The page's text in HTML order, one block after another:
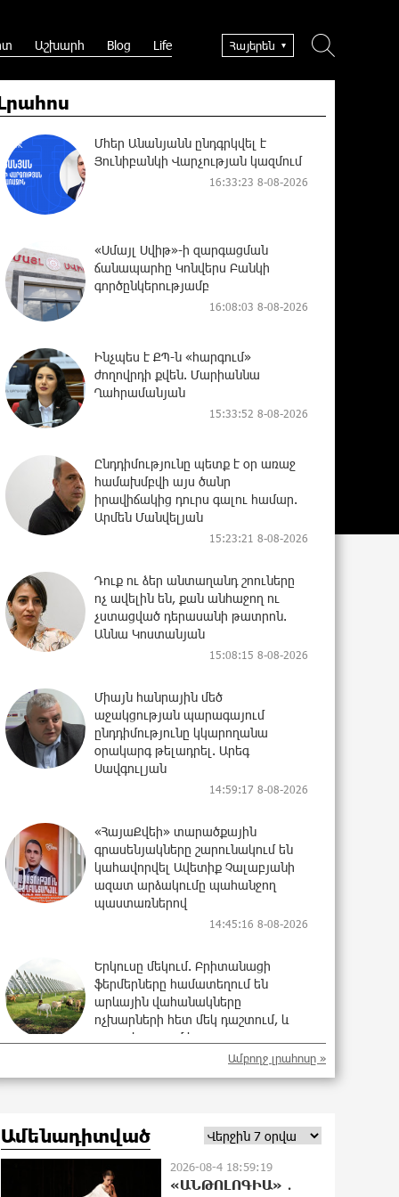
Աշխարհ Blog Life Հայերեն
Մհեր Անանյանն ընդգրկվել է
Յունիբանկի Վարչության կազմում
16:33:23 8-08-2026
«Սմայլ Սվիթ»-ի զարգացման
ճանապարհը Կոնվերս Բանկի
գործընկերությամբ
16:08:03 8-08-2026
Ինչպես է ՔՊ-ն «հարգում»
ժողովրդի քվեն. Մարիաննա
Ղահրամանյան
15:33:52 8-08-2026
Ընդդիմությունը պետք է օր առաջ
համախմբվի այս ծանր
իրավիճակից դուրս գալու համար.
Արմեն Մանվելյան
15:23:21 8-08-2026
Դուք ու ձեր անտաղանդ շոուները
ոչ ավելին են, քան անհաջող ու
չստացված դերասանի թատրոն.
Աննա Կոստանյան
15:08:15 8-08-2026
Միայն հանրային մեծ
աջակցության պարագայում
ընդդիմությունը կկարողանա
օրակարգ թելադրել. Արեգ
Սավգուլյան
14:59:17 8-08-2026
«ՀայաՔվեի» տարածքային
գրասենյակները շարունակում են
կահավորվել Ավետիք Չալաբյանի
ազատ արձակումը պահանջող
պաստառներով
14:45:16 8-08-2026
Երկուսը մեկում. Բրիտանացի
ֆերմերները համատեղում են
արևային վահանակները
ոչխարների հետ մեկ դաշտում, և
դա աշխատում է
13:16:28 8-08-2026
պաշտպանության մասին
համաձայնագիր են կնքել. Արտակ
Զաքարյան
12:27:53 8-08-2026
Ամբողջ լրահոսը »
Ամենադիտված
2026-08-4 18:59:19
«ԱՆԹՈԼՈԳԻԱ» ․